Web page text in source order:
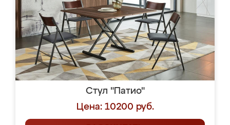
Стул "Патио"
Цена: 10200 руб.